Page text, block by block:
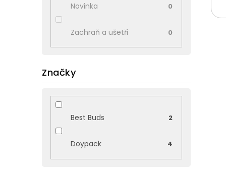
Novinka 0
Zachraň a ušetři 0
Značky
Best Buds 2
Doypack 4